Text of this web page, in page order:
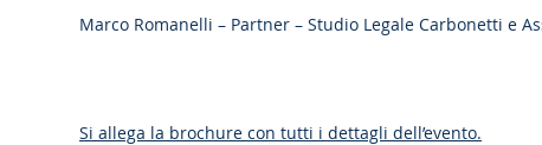
Marco Romanelli – Partner – Studio Legale Carbonetti e
Si allega la brochure con tutti i dettagli dell’evento.